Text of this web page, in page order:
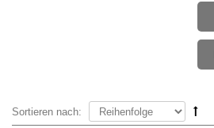
Sortieren nach: